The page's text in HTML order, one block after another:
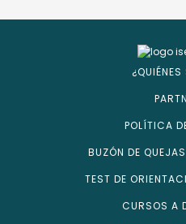
POLÍTICA
BUZÓN DE
TEST DE
CURSOS A